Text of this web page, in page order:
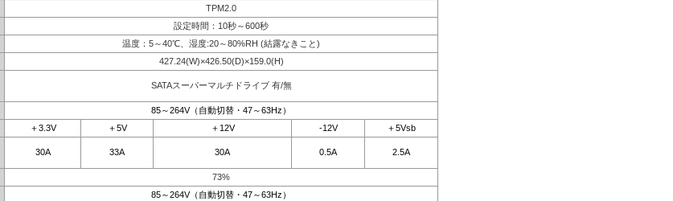
TPM2.0
設定時間：10秒～600秒
温度：5～40℃、湿度:20～80%RH (結露なきこと)
427.24(W)×426.50(D)×159.0(H)
SATAスーパーマルチドライブ 有/無
85～264V（自動切替・47～63Hz）
＋3.3V ＋5V ＋12V -12V
＋5Vsb
30A 33A 30A 0.5A 2.5A
73%
85～264V（自動切替・47～63Hz）